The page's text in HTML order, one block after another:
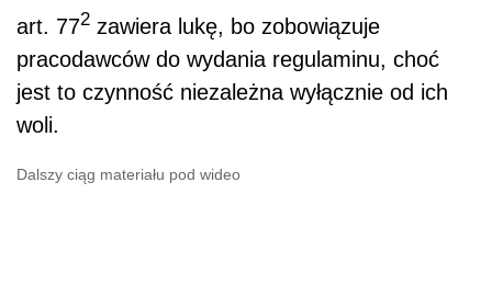
art. 772 zawiera lukę, bo zobowiązuje
pracodawców do wydania regulaminu, choć
jest to czynność niezależna wyłącznie od ich
woli.
Dalszy ciąg materiału pod wideo